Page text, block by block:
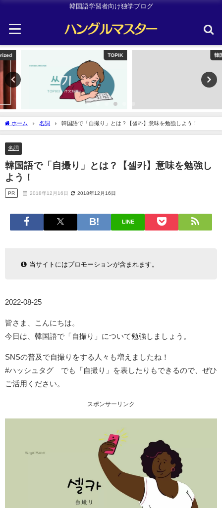
韓国語学習者向け独学ブログ
韓国旅行
ホーム 名詞 韓国語で「自撮り」とは？【셀카】意味を勉強しよう！
名詞
韓国語で「自撮り」とは？【셀카】意味を勉強し
よう！
PR 2018年12月16日 2018年12月16日
LINE
当サイトにはプロモーションが含まれます。
2022-08-25
皆さま、こんにちは。
今日は、韓国語で「自撮り」について勉強しましょう。
SNSの普及で自撮りをする人々も増えましたね！
#ハッシュタグ でも「自撮り」を表したりもできるので、ぜひ
ご活用ください。
スポンサーリンク